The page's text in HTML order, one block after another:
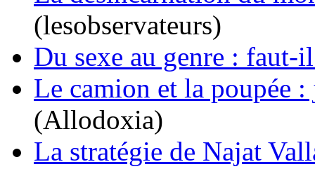
(lesobservateurs)
Du sexe au genre :
Le camion et la poupée
(Allodoxia)
La stratégie de Najat